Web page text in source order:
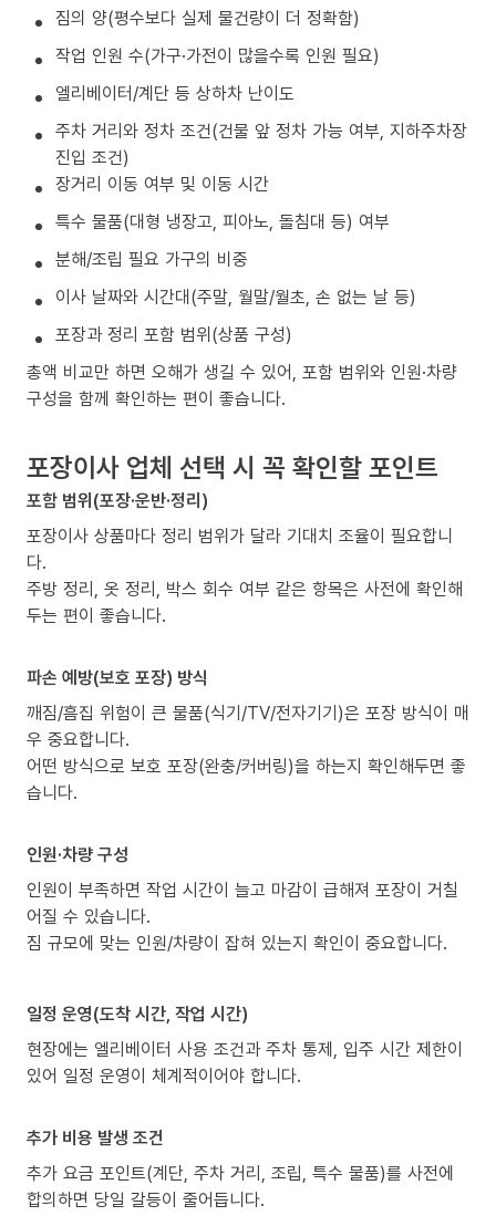
짐의 양(평수보다 실제 물건량이 더 정확함)
작업 인원 수(가구·가전이 많을수록 인원 필요)
엘리베이터/계단 등 상하차 난이도
주차 거리와 정차 조건(건물 앞 정차 가능 여부, 지하주차장
진입 조건)
장거리 이동 여부 및 이동 시간
특수 물품(대형 냉장고, 피아노, 돌침대 등) 여부
분해/조립 필요 가구의 비중
이사 날짜와 시간대(주말, 월말/월초, 손 없는 날 등)
포장과 정리 포함 범위(상품 구성)
총액 비교만 하면 오해가 생길 수 있어, 포함 범위와 인원·차량
구성을 함께 확인하는 편이 좋습니다.
포장이사 업체 선택 시 꼭 확인할 포인트
포함 범위(포장·운반·정리)
포장이사 상품마다 정리 범위가 달라 기대치 조율이 필요합니
다.
주방 정리, 옷 정리, 박스 회수 여부 같은 항목은 사전에 확인해
두는 편이 좋습니다.
파손 예방(보호 포장) 방식
깨짐/흠집 위험이 큰 물품(식기/TV/전자기기)은 포장 방식이 매
우 중요합니다.
어떤 방식으로 보호 포장(완충/커버링)을 하는지 확인해두면 좋
습니다.
인원·차량 구성
인원이 부족하면 작업 시간이 늘고 마감이 급해져 포장이 거칠
어질 수 있습니다.
짐 규모에 맞는 인원/차량이 잡혀 있는지 확인이 중요합니다.
일정 운영(도착 시간, 작업 시간)
현장에는 엘리베이터 사용 조건과 주차 통제, 입주 시간 제한이
있어 일정 운영이 체계적이어야 합니다.
추가 비용 발생 조건
추가 요금 포인트(계단, 주차 거리, 조립, 특수 물품)를 사전에
합의하면 당일 갈등이 줄어듭니다.